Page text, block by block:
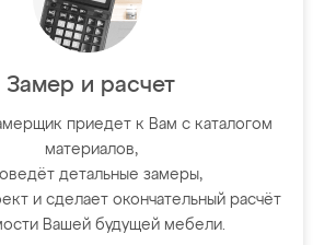
Замер и расчет
приедет к Вам с каталогом
материалов,
детальные замеры,
и сделает окончательный расчёт
Вашей будущей мебели.